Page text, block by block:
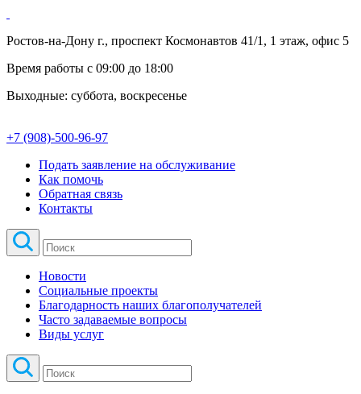
Ростов-на-Дону г., проспект Космонавтов 41/1, 1 этаж, офис 5
Время работы с 09:00 до 18:00
Выходные: суббота, воскресенье
+7 (908)-500-96-97
Подать заявление на обслуживание
Как помочь
Обратная связь
Контакты
Новости
Социальные проекты
Благодарность наших благополучателей
Часто задаваемые вопросы
Виды услуг